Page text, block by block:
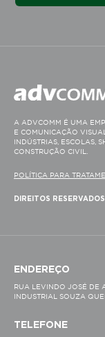
A ADVCOMM É UMA
E COMUNICAÇÃO
INDÚSTRIAS, ESCOLAS,
CONSTRUÇÃO CIVIL.
POLÍTICA PARA
DIREITOS
ENDEREÇO
RUA LEVINDO JOSÉ DE
INDUSTRIAL SOUZA
TELEFONE